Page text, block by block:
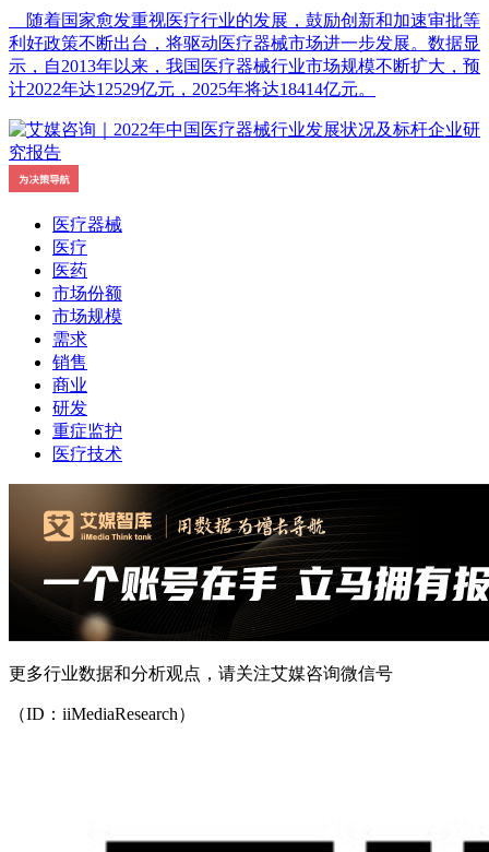
随着国家愈发重视医疗行业的发展，鼓励创新和加速审批等
利好政策不断出台，将驱动医疗器械市场进一步发展。数据显
示，自2013年以来，我国医疗器械行业市场规模不断扩大，预
计2022年达12529亿元，2025年将达18414亿元。
医疗器械
医疗
医药
市场份额
市场规模
需求
销售
商业
研发
重症监护
医疗技术
更多行业数据和分析观点，请关注艾媒咨询微信号
（ID：iiMediaResearch）